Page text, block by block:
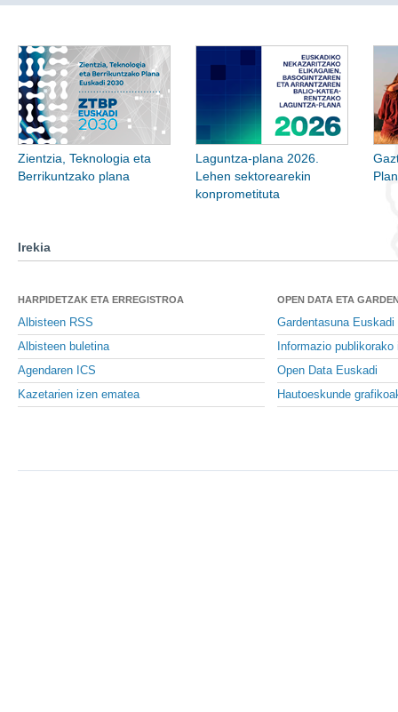
Zientzia, Teknologia eta
Berrikuntzako plana
Laguntza-plana 2026.
Lehen sektorearekin
konprometituta
Irekia
HARPIDETZAK ETA ERREGISTROA
Albisteen RSS
Albisteen buletina
Agendaren ICS
Kazetarien izen ematea
OPEN DATA ETA
Gardentasuna Euskadi
Informazio publikorako
Open Data Euskadi
Hautoeskunde